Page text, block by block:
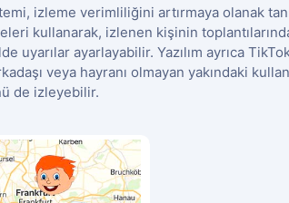
izleme verimliliğini artırmaya olanak
kullanarak, izlenen kişinin
uyarılar ayarlayabilir. Yazılım ayrıca
veya hayranı olmayan yakındaki
de izleyebilir.